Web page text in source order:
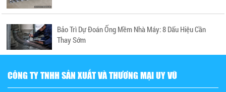
Bảo Trì Dự Đoán Ống Mềm Nhà Máy: 8 Dấu Hiệu Cần
Thay Sớm
CÔNG TY TNHH SẢN XUẤT VÀ THƯƠNG MẠI UY VŨ